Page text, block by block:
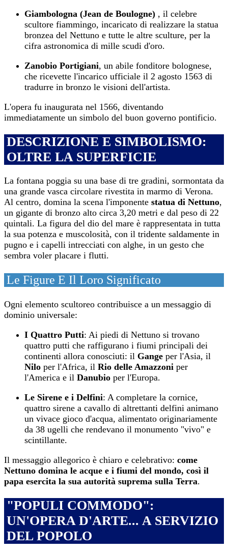
Giambologna (Jean de Boulogne) , il celebre
scultore fiammingo, incaricato di realizzare la statua
bronzea del Nettuno e tutte le altre sculture, per la
cifra astronomica di mille scudi d'oro.
Zanobio Portigiani, un abile fonditore bolognese,
che ricevette l'incarico ufficiale il 2 agosto 1563 di
tradurre in bronzo le visioni dell'artista.
L'opera fu inaugurata nel 1566, diventando
immediatamente un simbolo del buon governo pontificio.
DESCRIZIONE E SIMBOLISMO:
OLTRE LA SUPERFICIE
La fontana poggia su una base di tre gradini, sormontata da
una grande vasca circolare rivestita in marmo di Verona.
Al centro, domina la scena l'imponente statua di Nettuno,
un gigante di bronzo alto circa 3,20 metri e dal peso di 22
quintali. La figura del dio del mare è rappresentata in tutta
la sua potenza e muscolosità, con il tridente saldamente in
pugno e i capelli intrecciati con alghe, in un gesto che
sembra voler placare i flutti.
Le Figure E Il Loro Significato
Ogni elemento scultoreo contribuisce a un messaggio di
dominio universale:
I Quattro Putti: Ai piedi di Nettuno si trovano
quattro putti che raffigurano i fiumi principali dei
continenti allora conosciuti: il Gange per l'Asia, il
Nilo per l'Africa, il Rio delle Amazzoni per
l'America e il Danubio per l'Europa.
Le Sirene e i Delfini: A completare la cornice,
quattro sirene a cavallo di altrettanti delfini animano
un vivace gioco d'acqua, alimentato originariamente
da 38 ugelli che rendevano il monumento "vivo" e
scintillante.
Il messaggio allegorico è chiaro e celebrativo: come
Nettuno domina le acque e i fiumi del mondo, così il
papa esercita la sua autorità suprema sulla Terra.
"POPULI COMMODO":
UN'OPERA D'ARTE... A SERVIZIO
DEL POPOLO